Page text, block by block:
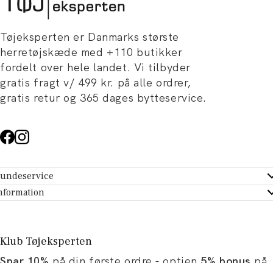
Tøjeksperten er Danmarks største
herretøjskæde med +110 butikker
fordelt over hele landet. Vi tilbyder
gratis fragt v/ 499 kr. på alle ordrer,
gratis retur og 365 dages bytteservice.
- Hjælpecenter
dit køb
Tøjeksperten
og artikler
Klub Tøjeksperten